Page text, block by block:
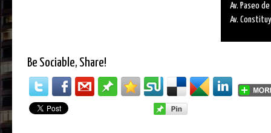
Av. Paseo
Av.
Be Sociable, Share!